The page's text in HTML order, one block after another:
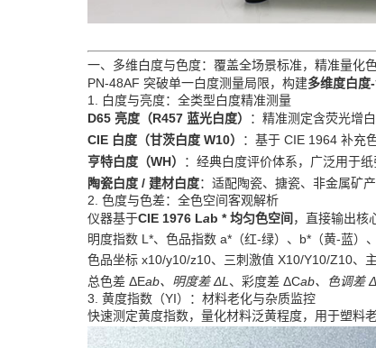
一、多维白度与色度：覆盖全场景标准，精准量化
PN‑48AF 突破单一白度测量局限，构建多维度白度
1. 白度与亮度：全类型白度精准测量
D65 亮度（R457 蓝光白度）
：精准测定含荧光增
CIE 白度（甘茨白度 W10）
：基于 CIE 1964 补充
亨特白度（WH）
：经典白度评价体系，广泛用于纸
陶瓷白度 / 建材白度：适配陶瓷、搪瓷、非金属矿
2. 色度与色差：全色空间客观解析
仪器基于CIE 1976 Lab * 均匀色空间 ，直接输出核
明度指数 L*、色品指数 a*（红‑绿）、b*（黄‑蓝）
色品坐标 x10/y10/z10、三刺激值 X10/Y10/Z10、
总色差 ΔEab、明度差 ΔL 、彩度差 ΔCab、色调差
3. 黄度指数（YI）：材料老化与杂质监控
快速测定黄度指数，量化材料泛黄程度，用于塑料